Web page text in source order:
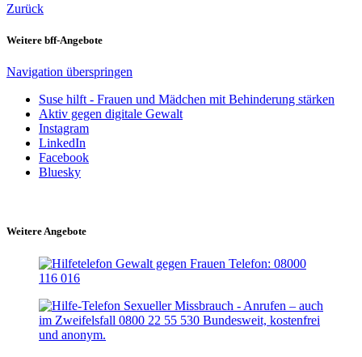
Zurück
Weitere bff-Angebote
Navigation überspringen
Suse hilft - Frauen und Mädchen mit Behinderung stärken
Aktiv gegen digitale Gewalt
Instagram
LinkedIn
Facebook
Bluesky
Weitere Angebote